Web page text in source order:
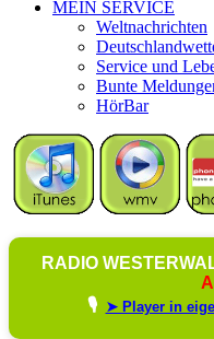
MEIN SERVICE
Weltnachrichten
Service und
Bunte
HörBar
RADIO
🎙️ ➤ Player in